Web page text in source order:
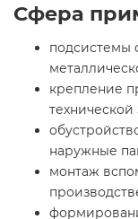
Сфера
подсистемы
крепление
наружные
монтаж